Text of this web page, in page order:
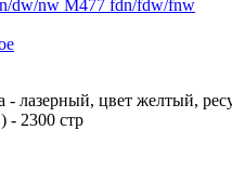
- лазерный, цвет желтый,
- 2300 стр